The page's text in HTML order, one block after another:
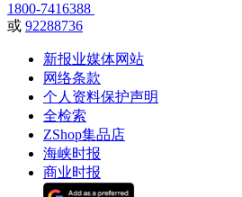
1800-7416388
或 92288736
新报业媒体网站
网络条款
个人资料保护声明
全检索
ZShop集品店
海峡时报
商业时报